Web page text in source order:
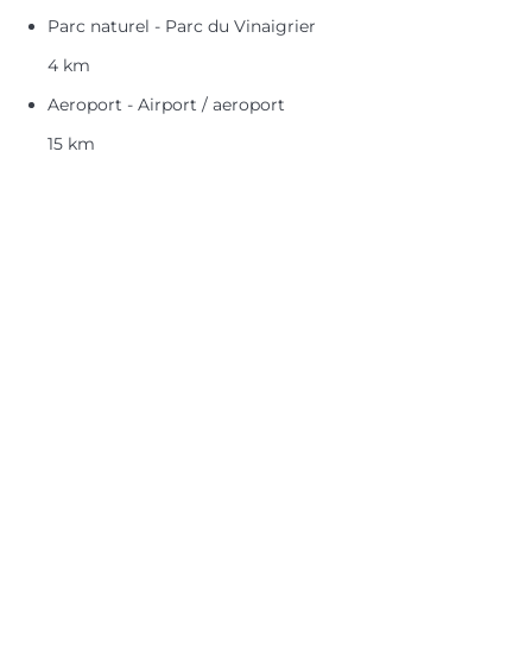
Parc naturel - Parc du Vinaigrier
4 km
Aeroport - Airport / aeroport
15 km